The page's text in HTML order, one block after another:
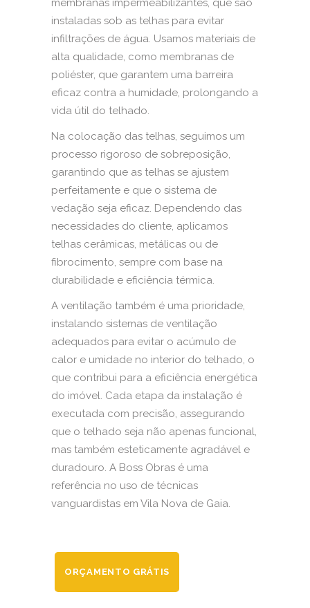
membranas impermeabilizantes, que são
instaladas sob as telhas para evitar
infiltrações de água. Usamos materiais de
alta qualidade, como membranas de
poliéster, que garantem uma barreira
eficaz contra a humidade, prolongando a
vida útil do telhado.
Na colocação das telhas, seguimos um
processo rigoroso de sobreposição,
garantindo que as telhas se ajustem
perfeitamente e que o sistema de
vedação seja eficaz. Dependendo das
necessidades do cliente, aplicamos
telhas cerâmicas, metálicas ou de
fibrocimento, sempre com base na
durabilidade e eficiência térmica.
A ventilação também é uma prioridade,
instalando sistemas de ventilação
adequados para evitar o acúmulo de
calor e umidade no interior do telhado, o
que contribui para a eficiência energética
do imóvel. Cada etapa da instalação é
executada com precisão, assegurando
que o telhado seja não apenas funcional,
mas também esteticamente agradável e
duradouro. A Boss Obras é uma
referência no uso de técnicas
vanguardistas em Vila Nova de Gaia.
ORÇAMENTO GRÁTIS